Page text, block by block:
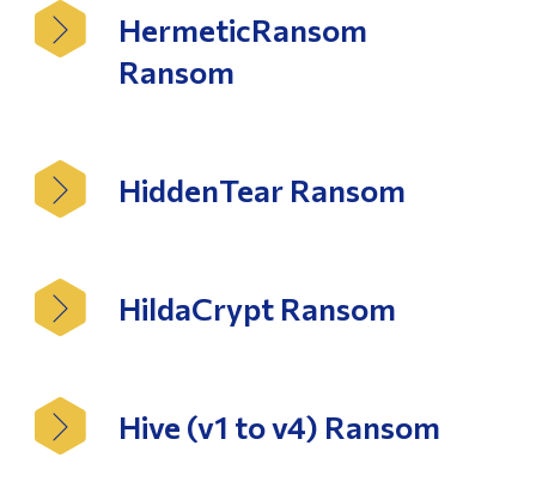
HermeticRansom
Ransom
HiddenTear Ransom
HildaCrypt Ransom
Hive (v1 to v4) Ransom